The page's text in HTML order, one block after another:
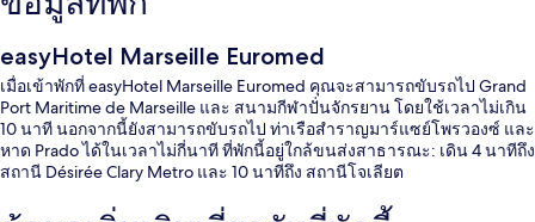
easyHotel Marseille Euromed
เมื่อเข้าพักที่ easyHotel Marseille Euromed คุณจะสามารถขับรถไป Grand
Port Maritime de Marseille และ สนามกีฬาปั่นจักรยาน โดยใช้เวลาไม่เกิน
10 นาที นอกจากนี้ยังสามารถขับรถไป ท่าเรือสำราญมาร์แซย์โพรวองซ์ และ
หาด Prado ได้ในเวลาไม่กี่นาที ที่พักนี้อยู่ใกล้ขนส่งสาธารณะ: เดิน 4 นาทีถึง
สถานี Désirée Clary Metro และ 10 นาทีถึง สถานีโจเลียต